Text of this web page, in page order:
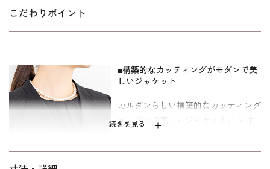
カルダンらしい構築的なカッティングとストレートラインがシン
ンなので、夏は1枚で着ていただくことができます。オールシーズ
ン活躍してくれるアンサンブルです。
ワンピースの着丈は、ふくらはぎにかかるフォーマル丈。 参列者
としてはもちろんのこと、喪主やご親族の立場にもお勧めできる
ンを使用。 「標準」に比べてウエストを中心にゆとりを持たせて
います。
こだわりポイント
続きを見る
■構築的なカッティングがモダンで美
しいジャケット
カルダンらしい構築的なカッティング
がモダンで美しいジャケット。 Ｖネ